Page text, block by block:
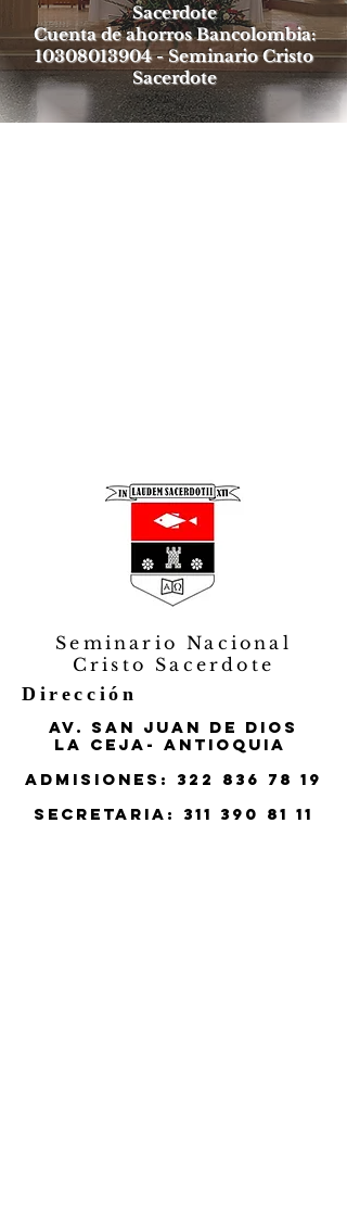
Sacerdote
Cuenta de ahorros Bancolombia:
10308013904- Seminario Cristo
Sacerdote
Seminario Nacional
Cristo Sacerdote
Dirección
Av. San Juan de Dios
La Ceja- Antioquia
Admisiones: 322 836 78 19
Secretaria: 311 390 81 11